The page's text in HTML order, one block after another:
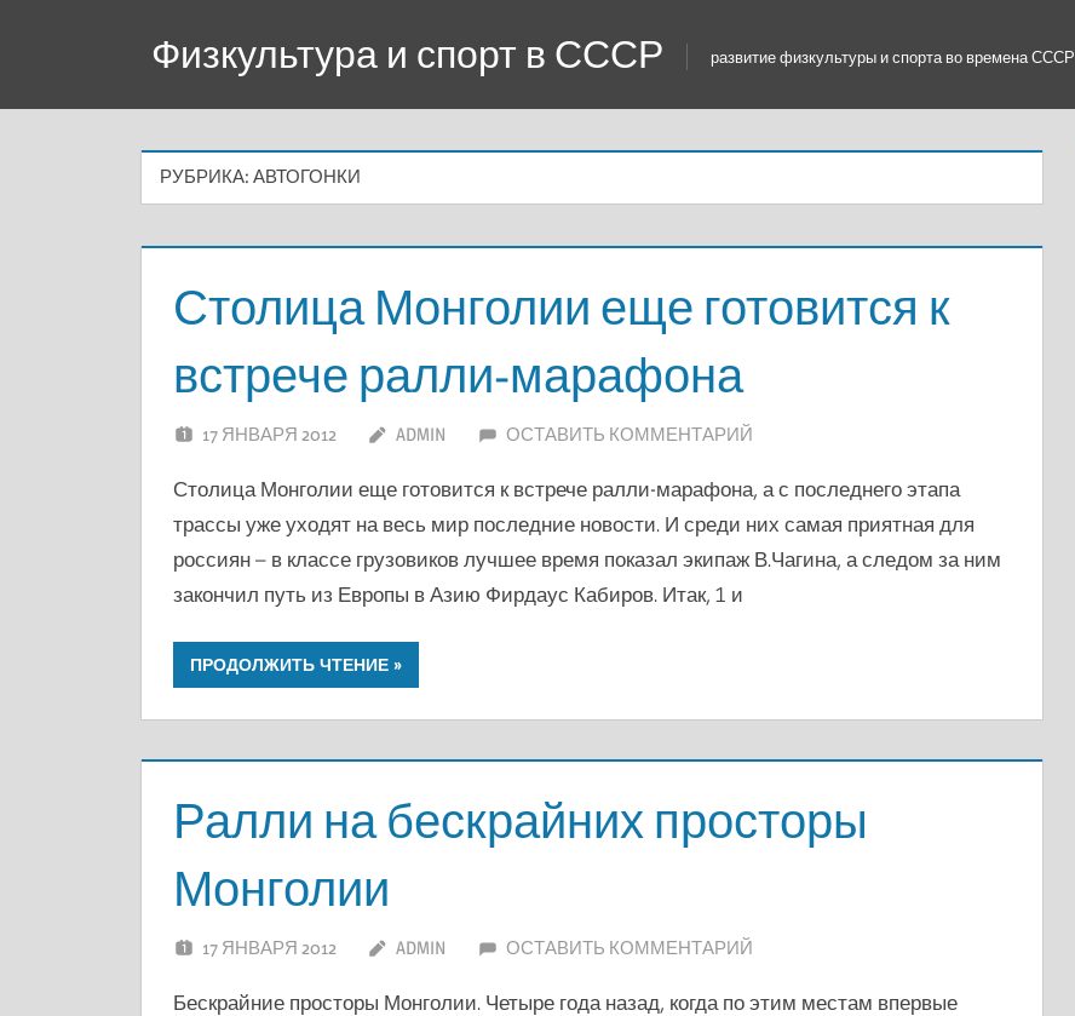
Физкультура и спорт в СССР развитие физкультуры и спорта во времена СССР
РУБРИКА: АВТОГОНКИ
Столица Монголии еще готовится к
встрече ралли-марафона
17 ЯНВАРЯ 2012 ADMIN ОСТАВИТЬ КОММЕНТАРИЙ
Столица Монголии еще готовится к встрече ралли-марафона, а с последнего этапа
трассы уже уходят на весь мир последние новости. И среди них самая приятная для
россиян – в классе грузовиков лучшее время показал экипаж В.Чагина, а следом за ним
закончил путь из Европы в Азию Фирдаус Кабиров. Итак, 1 и
ПРОДОЛЖИТЬ ЧТЕНИЕ
Ралли на бескрайних просторы
Монголии
17 ЯНВАРЯ 2012 ADMIN ОСТАВИТЬ КОММЕНТАРИЙ
Бескрайние просторы Монголии. Четыре года назад, когда по этим местам впервые